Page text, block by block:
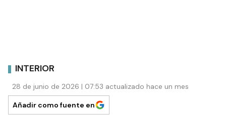
INTERIOR
28 de junio de 2026 | 07:53 actualizado hace un mes
Añadir como fuente en